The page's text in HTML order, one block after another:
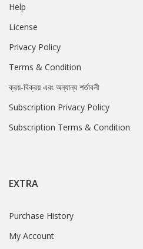
Help
License
Privacy Policy
Terms & Condition
ক্রয়-বিক্রয় এবং অন্যান্য শর্তাবলী
Subscription Privacy Policy
Subscription Terms & Condition
EXTRA
Purchase History
My Account